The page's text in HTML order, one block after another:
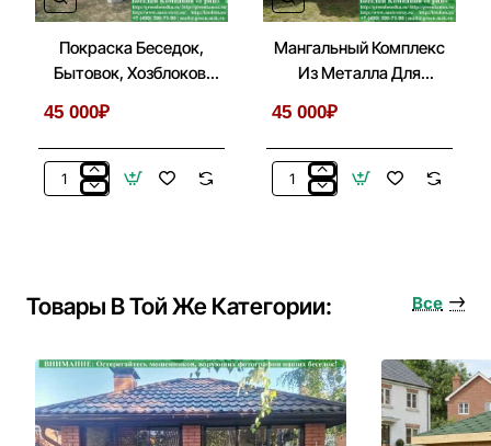
Покраска Беседок,
Бытовок, Хозблоков,
45 000₽
Покраска
Мангальный Комплекс
Из Металла Для
45 000₽
Мангальный
Летней
Товары В Той Же Категории: Все